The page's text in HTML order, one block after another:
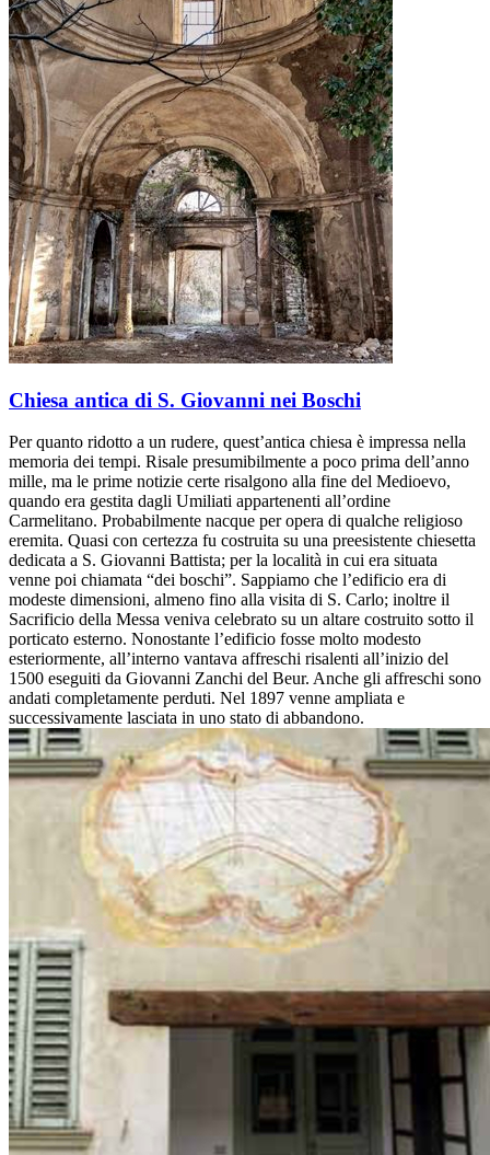
Chiesa antica di S. Giovanni nei Boschi
Per quanto ridotto a un rudere, quest’antica chiesa è impressa nella
memoria dei tempi. Risale presumibilmente a poco prima dell’anno
mille, ma le prime notizie certe risalgono alla fine del Medioevo,
quando era gestita dagli Umiliati appartenenti all’ordine
Carmelitano. Probabilmente nacque per opera di qualche religioso
eremita. Quasi con certezza fu costruita su una preesistente chiesetta
dedicata a S. Giovanni Battista; per la località in cui era situata
venne poi chiamata “dei boschi”. Sappiamo che l’edificio era di
modeste dimensioni, almeno fino alla visita di S. Carlo; inoltre il
Sacrificio della Messa veniva celebrato su un altare costruito sotto il
porticato esterno. Nonostante l’edificio fosse molto modesto
esteriormente, all’interno vantava affreschi risalenti all’inizio del
1500 eseguiti da Giovanni Zanchi del Beur. Anche gli affreschi sono
andati completamente perduti. Nel 1897 venne ampliata e
successivamente lasciata in uno stato di abbandono.